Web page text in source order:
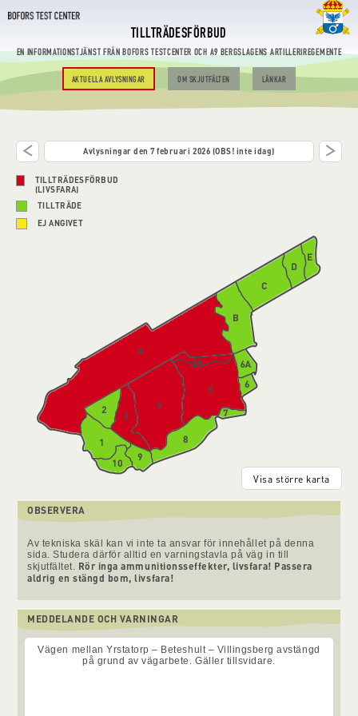
TILLTRÄDESFÖRBUD
EN INFORMATIONSTJÄNST FRÅN BOFORS TESTCENTER OCH A9 BERGSLAGENS ARTILLERIREGEMENTE
AKTUELLA AVLYSNINGAR OM SKJUTFÄLTEN LÄNKAR
Avlysningar den 7 februari 2026 (OBS! inte idag)
TILLTRÄDESFÖRBUD
(LIVSFARA)
TILLTRÄDE
EJ ANGIVET
Visa större karta
OBSERVERA
Av tekniska skäl kan vi inte ta ansvar för innehållet på denna
sida. Studera därför alltid en varningstavla på väg in till
skjutfältet. Rör inga ammunitionsseffekter, livsfara! Passera
aldrig en stängd bom, livsfara!
MEDDELANDE OCH VARNINGAR
Vägen mellan Yrstatorp – Beteshult – Villingsberg avstängd
på grund av vägarbete. Gäller tillsvidare.